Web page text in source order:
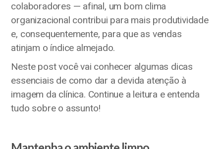
colaboradores — afinal, um bom clima
organizacional contribui para mais produtividade
e, consequentemente, para que as vendas
atinjam o índice almejado.
Neste post você vai conhecer algumas dicas
essenciais de como dar a devida atenção à
imagem da clínica. Continue a leitura e entenda
tudo sobre o assunto!